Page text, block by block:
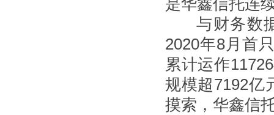
是华鑫信托连
与财务数据
2020年8月首
累计运作
规模超7192亿
摸索，华鑫信